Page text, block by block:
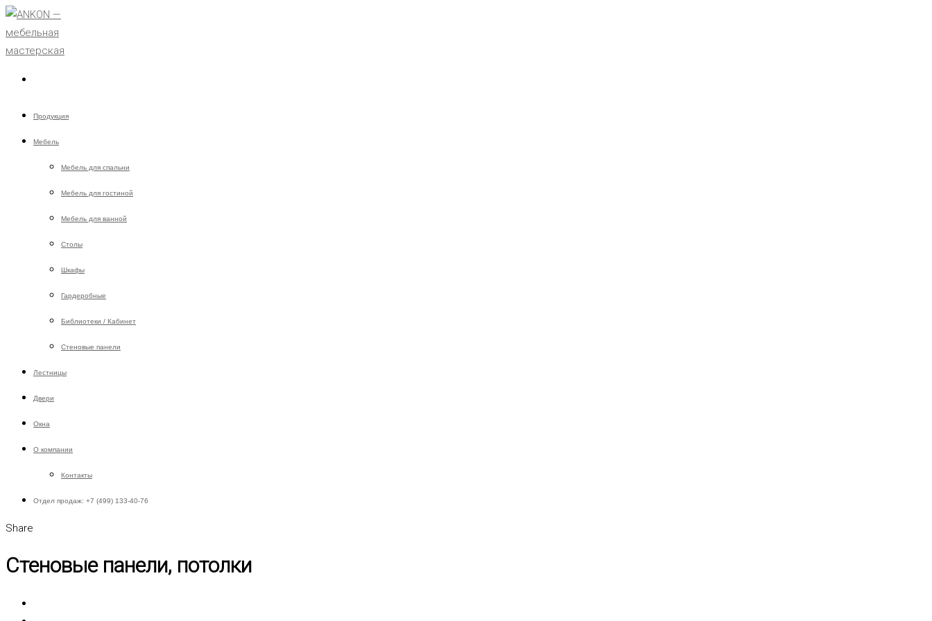
Продукция
Мебель
Мебель для спальни
Мебель для гостиной
Мебель для ванной
Столы
Шкафы
Гардеробные
Библиотеки / Кабинет
Стеновые панели
Лестницы
Двери
Окна
О компании
Контакты
Отдел продаж: +7 (499) 133-40-76
Share
Стеновые панели, потолки